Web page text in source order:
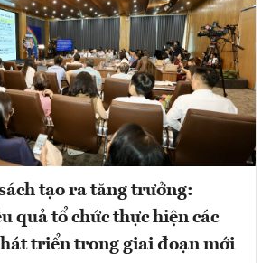
tạo ra tăng trưởng:
quả tổ chức thực hiện các
triển trong giai đoạn mới